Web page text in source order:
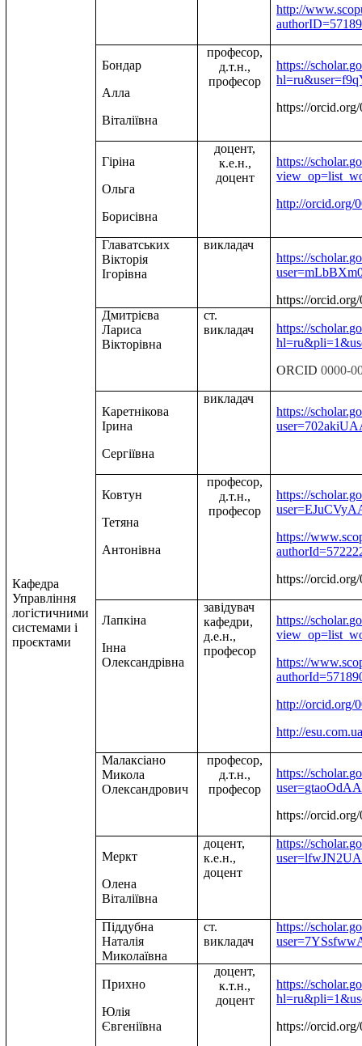
Кафедра
Управління
логістичними
системами і
проєктами
http://www.
authorID
Бондар
Алла
Віталіївна
професор,
д.т.н.,
професор
https://scholar.
hl=ru&user=f9
https://
Гіріна
Ольга
Борисівна
доцент,
к.е.н.,
доцент
https://scholar.
view _op=list _
http://orcid.org/
Главатських
Вікторія
Ігорівна
викладач
https://scholar.
user=mLbBXm
https://
Дмитрієва
Лариса
Вікторівна
ст.
викладач
https://scholar.
hl=ru&pli=1&
ORCID0000-
Каретнікова
Ірина
Сергіївна
викладач
https://
Ковтун
Тетяна
Антонівна
професор,
д.т.н.,
професор
https://
https://
https://
Лапкіна
Інна
Олександрівна
завідувач
кафедри,
д.е.н.,
професор
https://scholar.
view _op=list _
https://www.
authorId
http://orcid.org/
http://esu.com.
Малаксіано
Микола
Олександрович
професор,
д.т.н.,
професор
https://scholar.
user=
https://
Меркт
Олена
Віталіївна
доцент,
к.е.н.,
доцент
https://scholar.
user=lfwJN2
Піддубна
Наталія
Миколаївна
ст.
викладач
https://
Прихно
Юлія
Євгеніївна
доцент,
к.т.н.,
доцент
https://scholar.
hl=ru&pli=1&
https://